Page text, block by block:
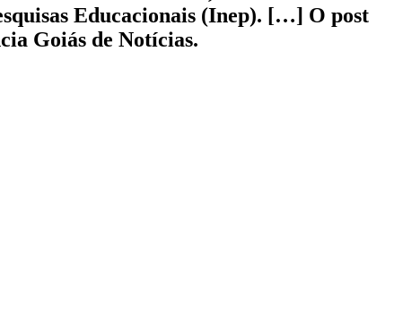
Educacionais (Inep). […] O post
Goiás de Notícias.